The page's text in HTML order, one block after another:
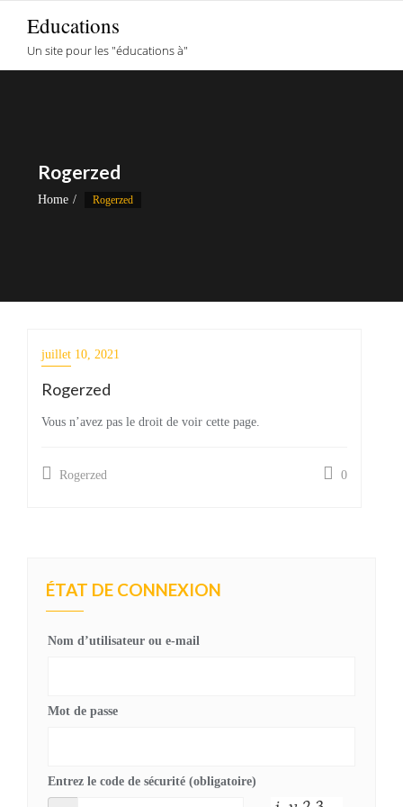
content
Educations
Un site pour les "éducations à"
Rogerzed
Home Rogerzed
juillet 10, 2021
Rogerzed
Vous n’avez pas le droit de voir cette page.
Rogerzed 0
ÉTAT DE CONNEXION
Nom d’utilisateur ou e-mail
Mot de passe
Entrez le code de sécurité (obligatoire)